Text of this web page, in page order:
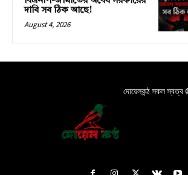
দাবি সব ঠিক আছে!
August 4, 2026
দোয়েলকন্ঠ সকল